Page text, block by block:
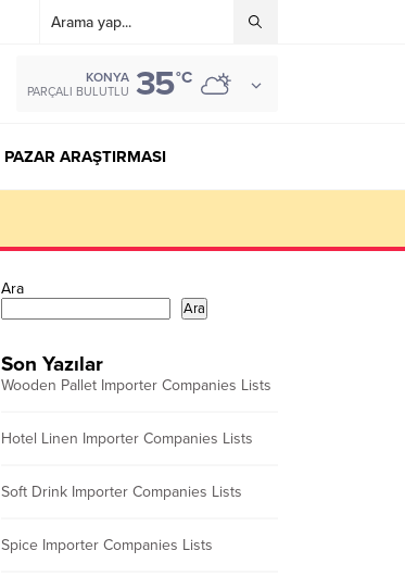
KONYA
PARÇALI BULUTLU 35°C
PAZAR ARAŞTIRMASI
Ara
Ara
Son Yazılar
Wooden Pallet Importer Companies Lists
Hotel Linen Importer Companies Lists
Soft Drink Importer Companies Lists
Spice Importer Companies Lists